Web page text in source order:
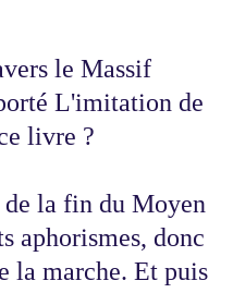
le Massif
L'imitation de
livre ?
la fin du Moyen
aphorismes, donc
la marche. Et puis